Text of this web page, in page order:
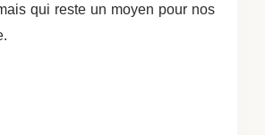
qui reste un moyen pour nos